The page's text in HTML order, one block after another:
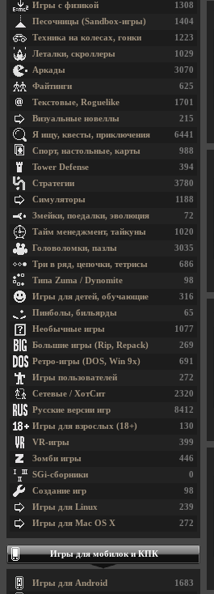
1308
Игры с физикой
1404
Песочницы (Sandbox-игры)
1223
Техника на колесах, гонки
1029
Леталки, скроллеры
3070
Аркады
625
Файтинги
1701
Текстовые, Roguelike
215
Визуальные новеллы
6441
Я ищу, квесты, приключения
988
Спорт, настольные, карты
394
Tower Defense
3780
Стратегии
1188
Симуляторы
72
Змейки, поедалки, эволюция
1020
Тайм менеджмент, тайкуны
3035
Головоломки, пазлы
686
Три в ряд, цепочки, тетрисы
98
Типа Zuma / Dynomite
316
Игры для детей, обучающие
65
Пинболы, бильярды
1077
Необычные игры
269
Большие игры (Rip, Repack)
691
Ретро-игры (DOS, Win 9x)
272
Игры пользователей
2320
Сетевые / ХотСит
8412
Русские версии игр
130
Игры для взрослых (18+)
399
VR-игры
446
Зомби игры
0
SGi-сборники
98
Создание игр
239
Игры для Linux
272
Игры для Mac OS X
Игры для мобилок и КПК
1683
Игры для Android